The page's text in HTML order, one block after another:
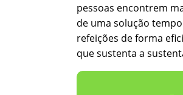
pessoas encontrem
de uma solução
refeições de forma
que sustenta a